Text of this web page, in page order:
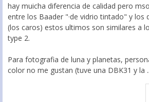
hay muicha diferencia de calidad pero
entre los Baader "·de vidrio tintado" y los
(los caros) estos ultimos son similares a
type 2.
Para fotografia de luna y planetas,
color no me gustan (tuve una DBK31 y la